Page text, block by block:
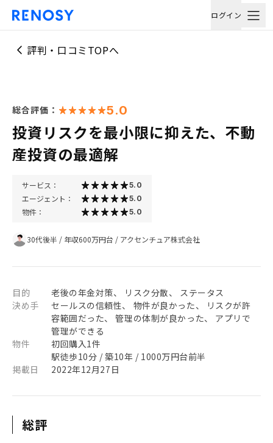
ログイン
評判・口コミTOPへ
総合評価： 5.0
投資リスクを最小限に抑えた、不動
産投資の最適解
サービス： 5.0
エージェント： 5.0
物件： 5.0
30代後半 / 年収600万円台 / アクセンチュア株式会社
目的
老後の年金対策、 リスク分散、 ステータス
決め手
セールスの信頼性、 物件が良かった、 リスクが許
容範囲だった、 管理の体制が良かった、 アプリで
管理ができる
物件
初回購入1件
駅徒歩10分 / 築10年 / 1000万円台前半
掲載日
2022年12月27日
総評